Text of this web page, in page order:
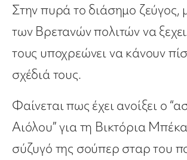
Στην πυρά το διάσημο ζεύγος,
των Βρετανών πολιτών να
τους υποχρεώνει να κάνουν
σχέδιά τους.
Φαίνεται πως έχει ανοίξει ο
Αιόλου” για τη Βικτόρια
σύζυγό της σούπερ σταρ του